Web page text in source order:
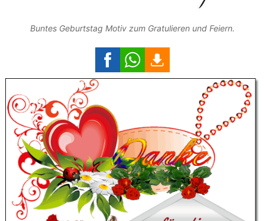
Buntes Geburtstag Motiv zum Gratulieren und Feiern.